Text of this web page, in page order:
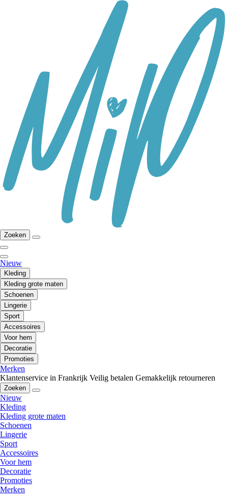
Zoeken
Nieuw
Kleding
Kleding grote maten
Schoenen
Lingerie
Sport
Accessoires
Voor hem
Decoratie
Promoties
Merken
Klantenservice in Frankrijk Veilig betalen Gemakkelijk retourneren
Zoeken
Nieuw
Kleding
Kleding grote maten
Schoenen
Lingerie
Sport
Accessoires
Voor hem
Decoratie
Promoties
Merken